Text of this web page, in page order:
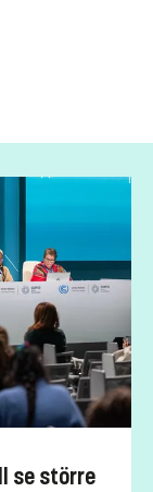
se större